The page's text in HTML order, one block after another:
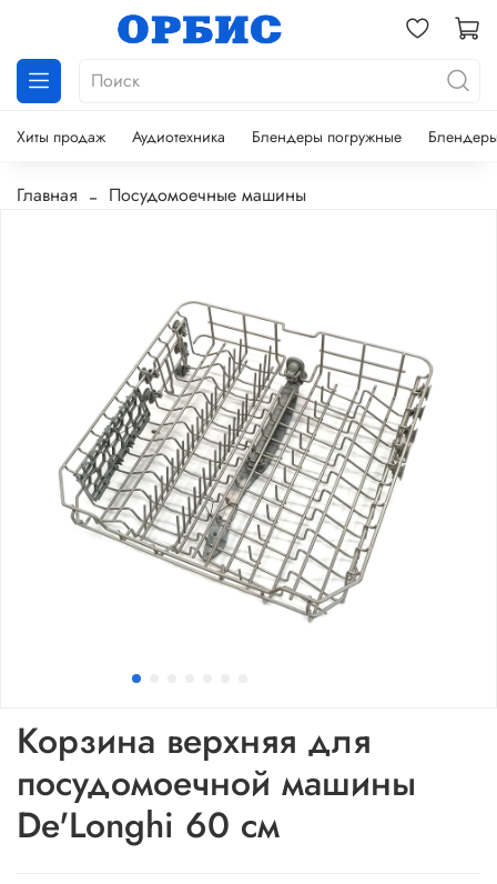
Хиты продаж Аудиотехника Блендеры погружные
Главная Посудомоечные машины
Корзина верхняя для
посудомоечной машины
De'Longhi 60 см